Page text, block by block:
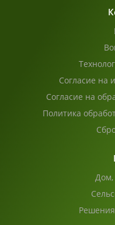
Согласие на
Согласие на
Политика
Дом,